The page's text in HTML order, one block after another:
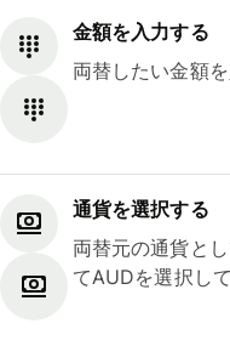
金額を入力する
両替したい金額
通貨を選択する
両替元の通貨と
てAUDを選択し